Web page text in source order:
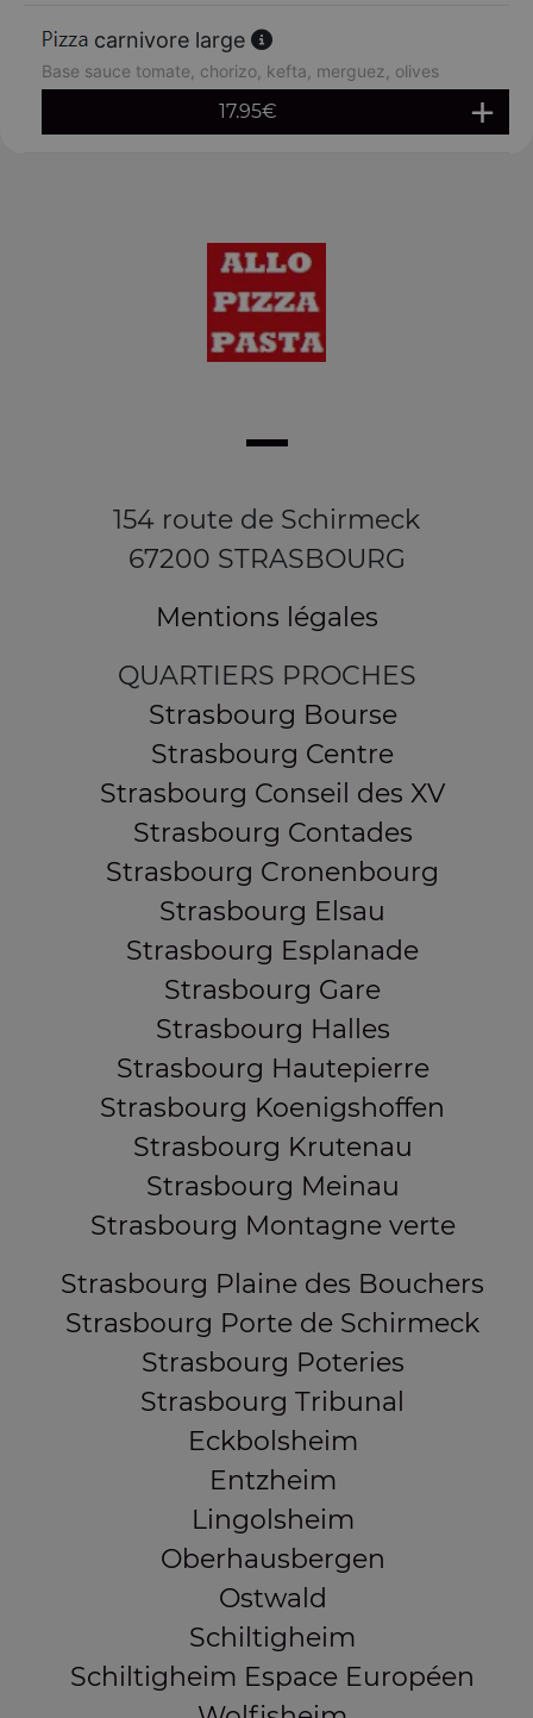
carnivore large
Base sauce tomate, chorizo, kefta, merguez, olives
17.95€
154 route de Schirmeck
67200 STRASBOURG
Mentions légales
QUARTIERS PROCHES
Strasbourg Bourse
Strasbourg Centre
Strasbourg Conseil des XV
Strasbourg Contades
Strasbourg Cronenbourg
Strasbourg Elsau
Strasbourg Esplanade
Strasbourg Gare
Strasbourg Halles
Strasbourg Hautepierre
Strasbourg Koenigshoffen
Strasbourg Krutenau
Strasbourg Meinau
Strasbourg Montagne verte
Strasbourg Plaine des Bouchers
Strasbourg Porte de Schirmeck
Strasbourg Poteries
Strasbourg Tribunal
Eckbolsheim
Entzheim
Lingolsheim
Oberhausbergen
Ostwald
Schiltigheim
Schiltigheim Espace Européen